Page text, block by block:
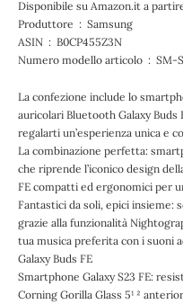
Produttore ‏ : ‎ Samsung
ASIN ‏ : ‎ B0CP455Z3N
Numero
La confezione include lo
auricolari Bluetooth Galaxy
regalarti un’esperienza unica e
La combinazione perfetta:
che riprende l’iconico design
FE compatti ed ergonomici per
Fantastici da soli, epici insieme:
grazie alla funzionalità
tua musica preferita con i suoni
Galaxy Buds FE
Smartphone Galaxy S23 FE:
Corning Gorilla Glass 5¹ ²